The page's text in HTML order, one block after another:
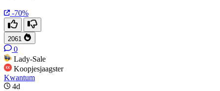
-70%
2061
0
Lady-Sale
Koopjesjaagster
Kwantum
4d